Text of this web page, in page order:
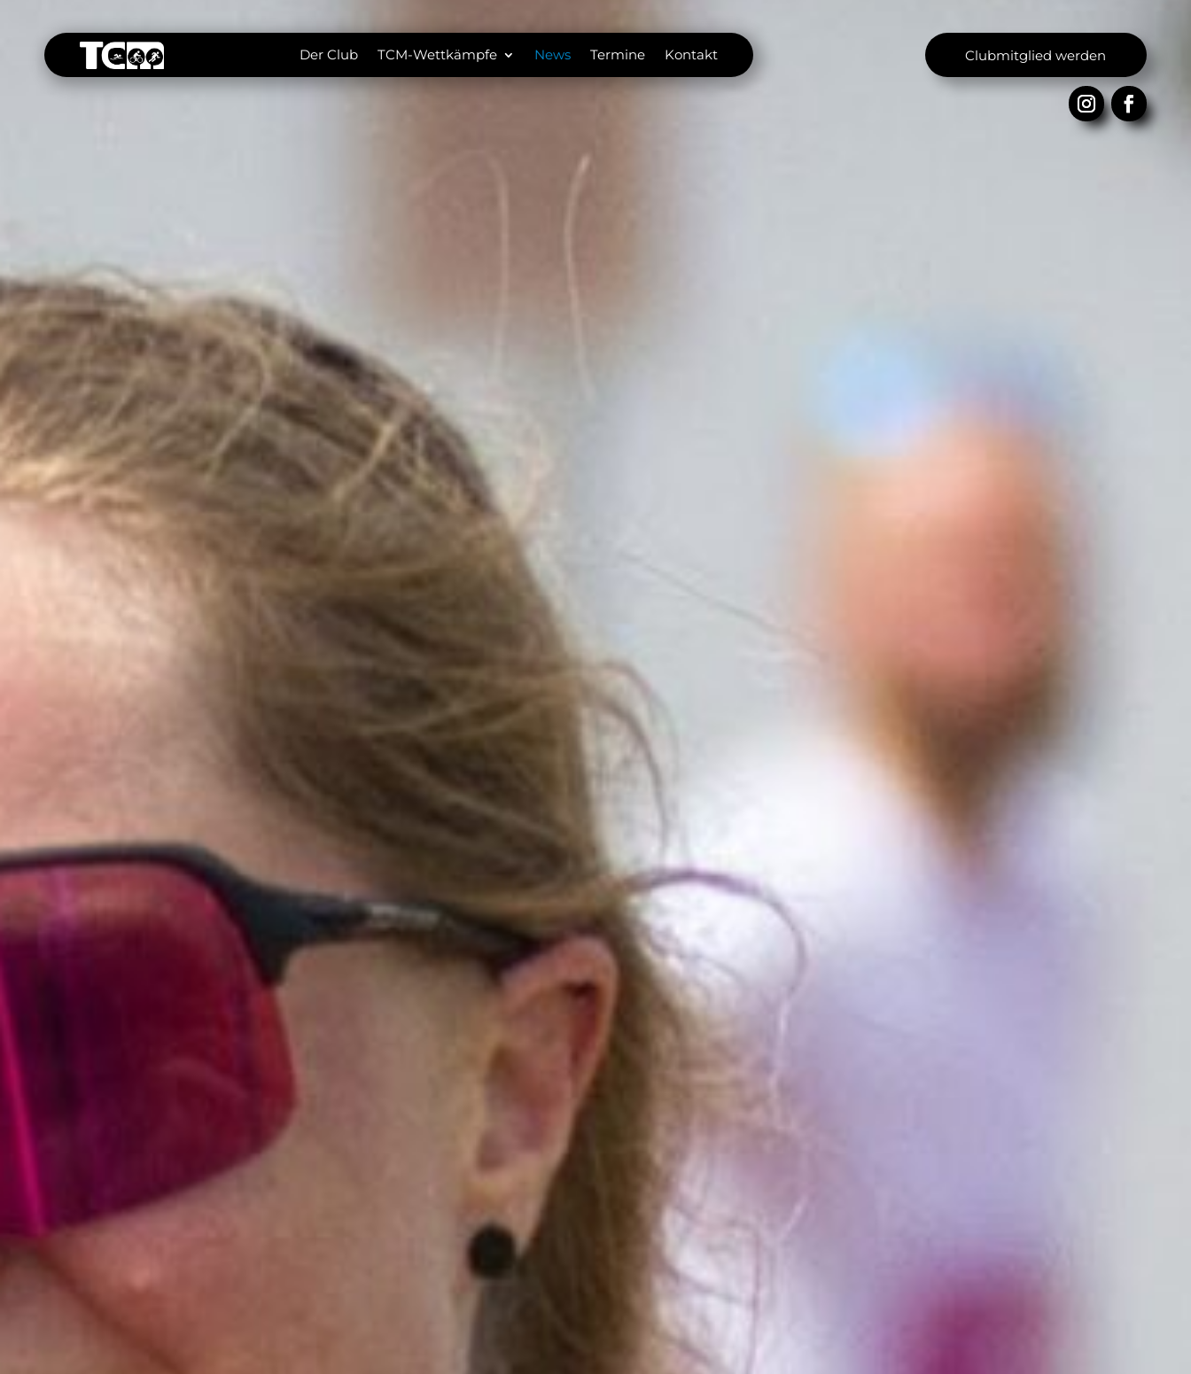
Der Club TCM-Wettkämpfe News Termine Kontakt Clubmitglied werden